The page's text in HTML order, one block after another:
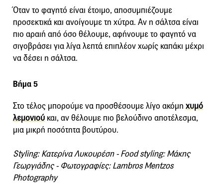
Όταν το φαγητό είναι έτοιμο, αποσυμπιέζουμε
προσεκτικά και ανοίγουμε τη χύτρα. Αν η σάλτσα είναι
πιο αραιή από όσο θέλουμε, αφήνουμε το φαγητό να
σιγοβράσει για λίγα λεπτά επιπλέον χωρίς καπάκι μέχρι
να δέσει η σάλτσα.
Βήμα 5
Στο τέλος μπορούμε να προσθέσουμε λίγο ακόμη χυμό
λεμονιού και, αν θέλουμε πιο βελούδινο αποτέλεσμα,
μια μικρή ποσότητα βουτύρου.
Styling: Κατερίνα Λυκουρέση - Food styling: Μάκης
Γεωργιάδης - Φωτογραφίες: Lambros Mentzos
Photography